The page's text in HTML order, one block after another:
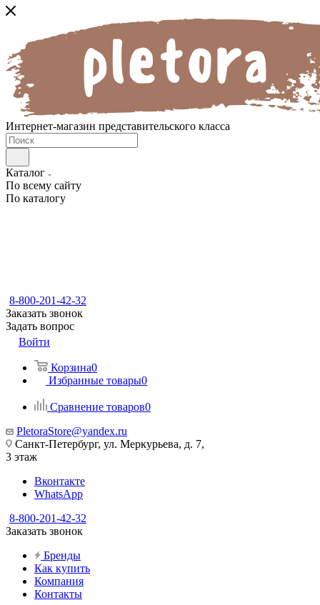
Интернет-магазин представительского класса
Каталог
По всему сайту
По каталогу
8-800-201-42-32
Заказать звонок
Задать вопрос
Войти
Корзина0
Избранные товары0
Сравнение товаров0
PletoraStore@yandex.ru
Санкт-Петербург, ул. Меркурьева, д. 7,
3 этаж
Вконтакте
WhatsApp
8-800-201-42-32
Заказать звонок
Бренды
Как купить
Компания
Контакты